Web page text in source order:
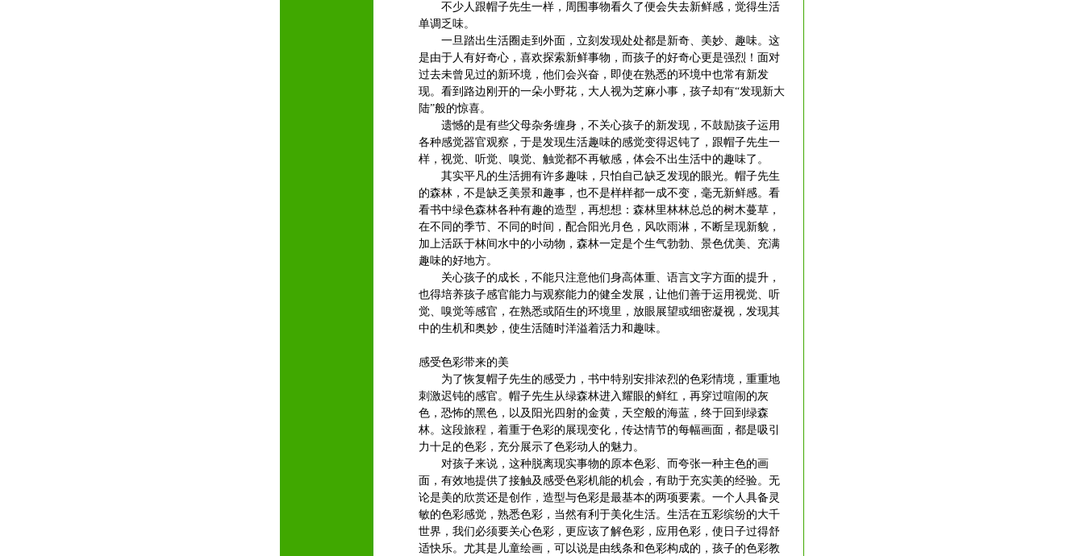
不少人跟帽子先生一样，周围事物看久了便会失去新鲜感，觉得生活
单调乏味。
一旦踏出生活圈走到外面，立刻发现处处都是新奇、美妙、趣味。这
是由于人有好奇心，喜欢探索新鲜事物，而孩子的好奇心更是强烈！面对
过去未曾见过的新环境，他们会兴奋，即使在熟悉的环境中也常有新发
现。看到路边刚开的一朵小野花，大人视为芝麻小事，孩子却有“发现新大
陆”般的惊喜。
遗憾的是有些父母杂务缠身，不关心孩子的新发现，不鼓励孩子运用
各种感觉器官观察，于是发现生活趣味的感觉变得迟钝了，跟帽子先生一
样，视觉、听觉、嗅觉、触觉都不再敏感，体会不出生活中的趣味了。
其实平凡的生活拥有许多趣味，只怕自己缺乏发现的眼光。帽子先生
的森林，不是缺乏美景和趣事，也不是样样都一成不变，毫无新鲜感。看
看书中绿色森林各种有趣的造型，再想想：森林里林林总总的树木蔓草，
在不同的季节、不同的时间，配合阳光月色，风吹雨淋，不断呈现新貌，
加上活跃于林间水中的小动物，森林一定是个生气勃勃、景色优美、充满
趣味的好地方。
关心孩子的成长，不能只注意他们身高体重、语言文字方面的提升，
也得培养孩子感官能力与观察能力的健全发展，让他们善于运用视觉、听
觉、嗅觉等感官，在熟悉或陌生的环境里，放眼展望或细密凝视，发现其
中的生机和奥妙，使生活随时洋溢着活力和趣味。
感受色彩带来的美
为了恢复帽子先生的感受力，书中特别安排浓烈的色彩情境，重重地
刺激迟钝的感官。帽子先生从绿森林进入耀眼的鲜红，再穿过喧闹的灰
色，恐怖的黑色，以及阳光四射的金黄，天空般的海蓝，终于回到绿森
林。这段旅程，着重于色彩的展现变化，传达情节的每幅画面，都是吸引
力十足的色彩，充分展示了色彩动人的魅力。
对孩子来说，这种脱离现实事物的原本色彩、而夸张一种主色的画
面，有效地提供了接触及感受色彩机能的机会，有助于充实美的经验。无
论是美的欣赏还是创作，造型与色彩是最基本的两项要素。一个人具备灵
敏的色彩感觉，熟悉色彩，当然有利于美化生活。生活在五彩缤纷的大千
世界，我们必须要关心色彩，更应该了解色彩，应用色彩，使日子过得舒
适快乐。尤其是儿童绘画，可以说是由线条和色彩构成的，孩子的色彩教